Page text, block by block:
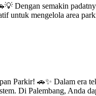
Dengan semakin
untuk mengelola area
Parkir! 🚗✨ Dalam era
Di Palembang, Anda